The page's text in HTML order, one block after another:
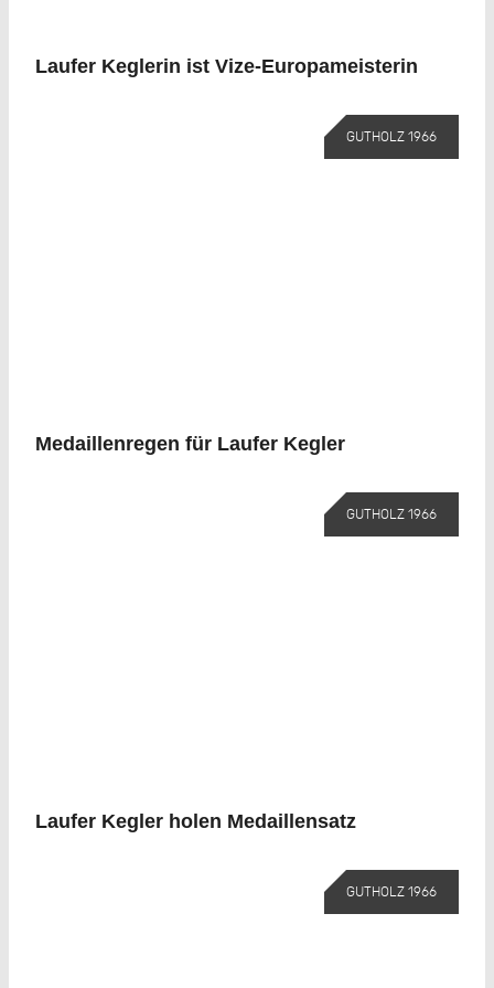
Laufer Keglerin ist Vize-Europameisterin
GUTHOLZ 1966
Medaillenregen für Laufer Kegler
GUTHOLZ 1966
Laufer Kegler holen Medaillensatz
GUTHOLZ 1966